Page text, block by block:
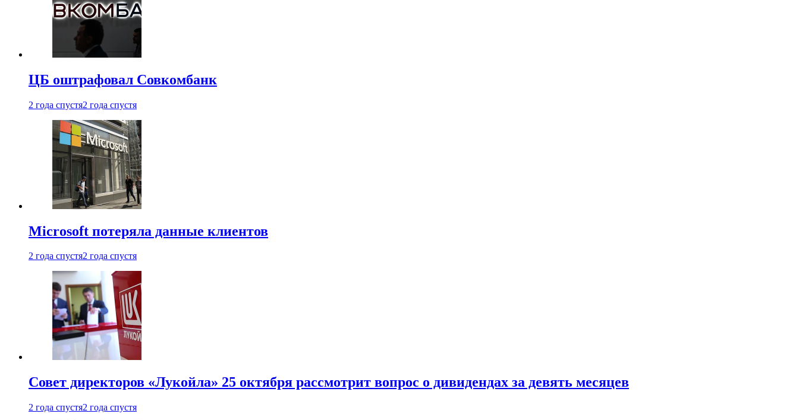
ЦБ оштрафовал Совкомбанк
2 года спустя2 года спустя
Microsoft потеряла данные клиентов
2 года спустя2 года спустя
Совет директоров «Лукойла» 25 октября рассмотрит вопрос о дивидендах за девять месяцев
2 года спустя2 года спустя